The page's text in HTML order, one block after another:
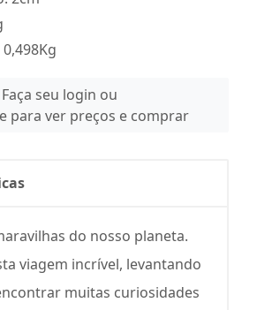
Faça seu login ou
para ver preços e comprar
do nosso planeta.
viagem incrível, levantando
muitas curiosidades